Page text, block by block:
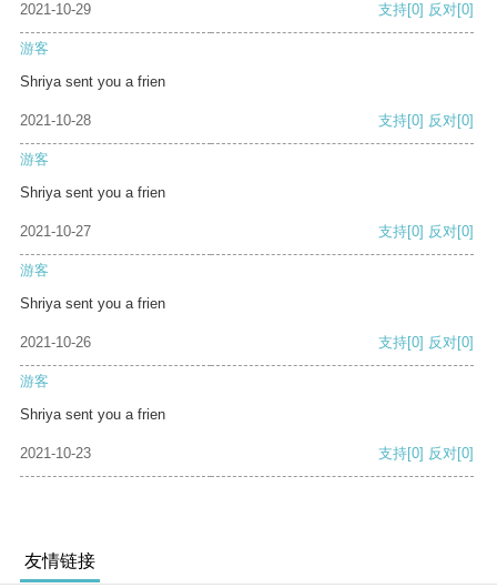
2021-10-29 支持[0] 反对[0]
游客
Shriya sent you a frien
2021-10-28 支持[0] 反对[0]
游客
Shriya sent you a frien
2021-10-27 支持[0] 反对[0]
游客
Shriya sent you a frien
2021-10-26 支持[0] 反对[0]
游客
Shriya sent you a frien
2021-10-23 支持[0] 反对[0]
友情链接